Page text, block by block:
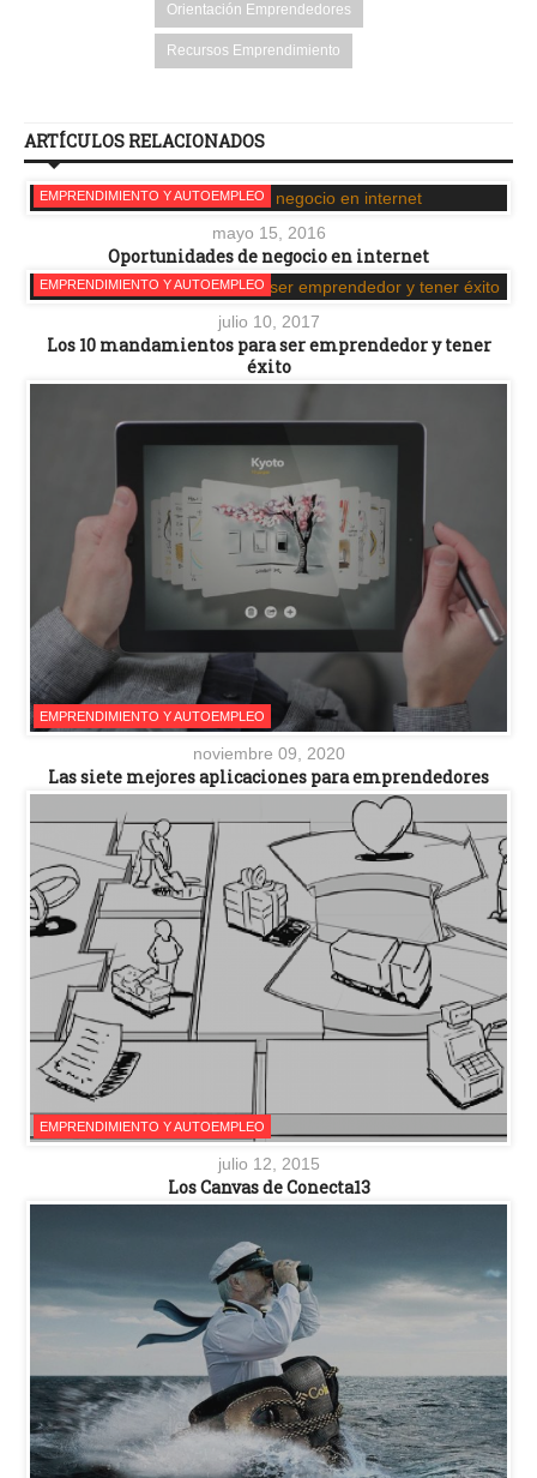
Orientación Emprendedores
Recursos Emprendimiento
ARTÍCULOS RELACIONADOS
EMPRENDIMIENTO Y AUTOEMPLEO
mayo 15, 2016
Oportunidades de negocio en internet
EMPRENDIMIENTO Y AUTOEMPLEO
julio 10, 2017
Los 10 mandamientos para ser emprendedor y tener
éxito
EMPRENDIMIENTO Y AUTOEMPLEO
noviembre 09, 2020
Las siete mejores aplicaciones para emprendedores
EMPRENDIMIENTO Y AUTOEMPLEO
julio 12, 2015
Los Canvas de Conecta13